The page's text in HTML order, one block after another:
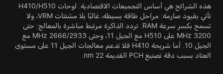
هذه الشرائح هي أساس التجميعات الاقتصادية. لوحات H410/H510
تأتي بقيود صارمة: مراحل طاقة بسيطة، غالبًا بلا مشتتات VRM، ولا
تسمح بكسر سرعة RAM. تردد الذاكرة مرتبط مباشرة بالمعالج: حتى
3200 MHz على H510 مع الجيل 11، وحتى 2666/2933 MHz مع
الجيل 10. أما شريحة H410 فلا تدعم معالجات الجيل 11 على مستوى
العتاد بسبب دقة تصنيع PCH القديمة 22 nm.